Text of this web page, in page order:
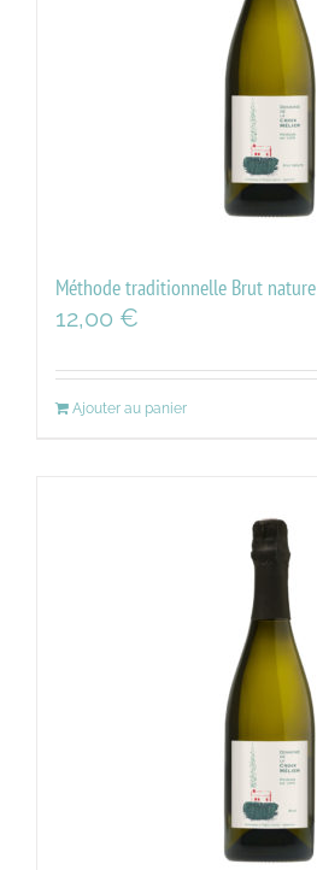
Méthode traditionnelle Brut nature
12,00 €
Ajouter au panier